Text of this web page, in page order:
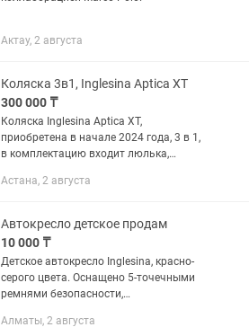
Актау, 2 августа
Коляска 3в1, Inglesina Aptica XT
300 000 ₸
Коляска Inglesina Aptica XT,
приобретена в начале 2024 года, 3 в 1,
в комплектацию входит люлька,
аксессуаров подстаканник. Широкая
Астана, 2 августа
Автокресло детское продам
10 000 ₸
Детское автокресло Inglesina, красно-
серого цвета. Оснащено 5-точечными
ремнями безопасности,
форма сиденья и мягкие накладки
Алматы, 2 августа